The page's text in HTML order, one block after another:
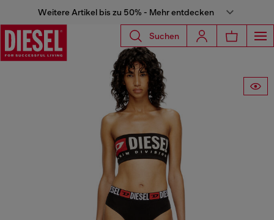
Weitere Artikel bis zu 50% - Mehr entdecken
Suchen